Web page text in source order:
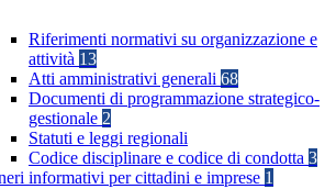
Riferimenti normativi su organizzazione e
attività 13
Atti amministrativi generali 68
Documenti di programmazione strategico-
gestionale 2
Statuti e leggi regionali
Codice disciplinare e codice di condotta 3
informativi per cittadini e imprese 1